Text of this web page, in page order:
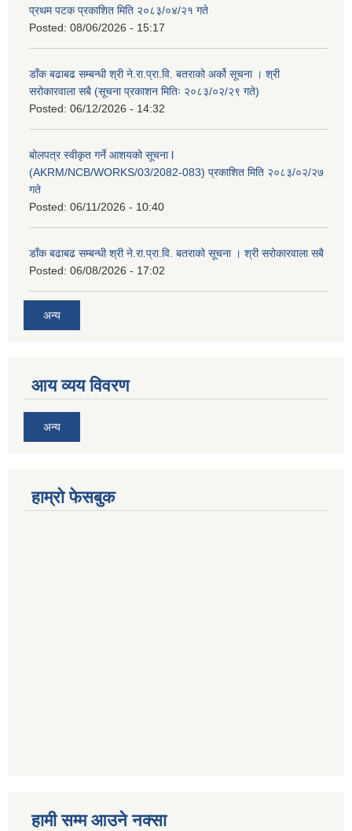
प्रथम पटक प्रकाशित मिति २०८३/०४/२१ गते
Posted: 08/06/2026 - 15:17
डाँक बढाबढ सम्बन्धी श्री ने.रा.प्रा.वि. बतराको अर्को सूचना । श्री
सरोकारवाला सबै (सूचना प्रकाशन मितिः २०८३/०२/२९ गते)
Posted: 06/12/2026 - 14:32
बोलपत्र स्वीकृत गर्ने आशयको सूचना l
(AKRM/NCB/WORKS/03/2082-083) प्रकाशित मिति २०८३/०२/२७
गते
Posted: 06/11/2026 - 10:40
डाँक बढाबढ सम्बन्धी श्री ने.रा.प्रा.वि. बतराको सूचना । श्री सरोकारवाला सबै
Posted: 06/08/2026 - 17:02
अन्य
आय व्यय विवरण
अन्य
हाम्रो फेसबुक
हामी सम्म आउने नक्सा